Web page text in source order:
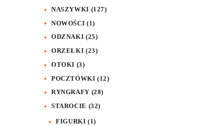
NASZYWKI (127)
NOWOŚCI (1)
ODZNAKI (25)
ORZEŁKI (23)
OTOKI (3)
POCZTÓWKI (12)
RYNGRAFY (28)
STAROCIE (32)
FIGURKI (1)